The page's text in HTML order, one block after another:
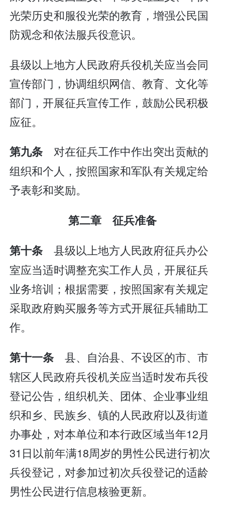
光荣历史和服役光荣的教育，增强公民国
防观念和依法服兵役意识。
县级以上地方人民政府兵役机关应当会同
宣传部门，协调组织网信、教育、文化等
部门，开展征兵宣传工作，鼓励公民积极
应征。
第九条 对在征兵工作中作出突出贡献的
组织和个人，按照国家和军队有关规定给
予表彰和奖励。
第二章 征兵准备
第十条 县级以上地方人民政府征兵办公
室应当适时调整充实工作人员，开展征兵
业务培训；根据需要，按照国家有关规定
采取政府购买服务等方式开展征兵辅助工
作。
第十一条 县、自治县、不设区的市、市
辖区人民政府兵役机关应当适时发布兵役
登记公告，组织机关、团体、企业事业组
织和乡、民族乡、镇的人民政府以及街道
办事处，对本单位和本行政区域当年12月
31日以前年满18周岁的男性公民进行初次
兵役登记，对参加过初次兵役登记的适龄
男性公民进行信息核验更新。